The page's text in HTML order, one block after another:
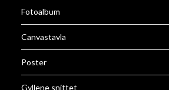
Fotoalbum
Canvastavla
Poster
Gyllene snittet